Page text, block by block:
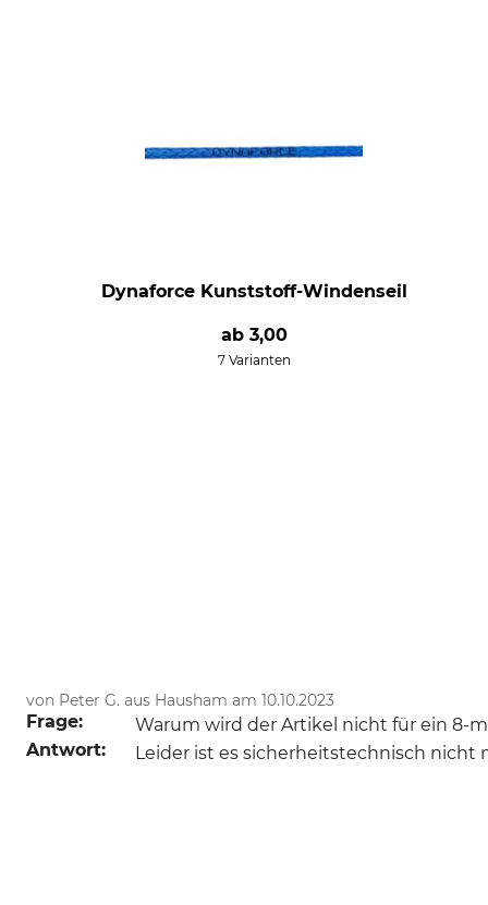
Dynaforce Kunststoff-Windenseil
ab 3,00
7 Varianten
von Peter G. aus Hausham am 10.10.2023
Frage:
Warum wird der Artikel nicht für ein 8-
Antwort:
Leider ist es sicherheitstechnisch nicht